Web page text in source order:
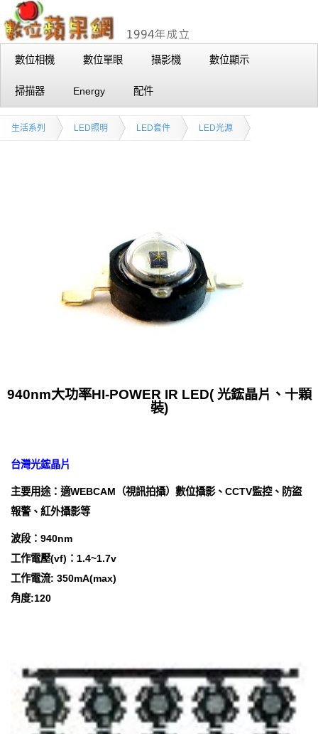
數位相機 數位單眼 攝影機 數位顯示
掃描器 Energy 配件
生活系列 LED照明 LED套件 LED光源
940nm大功率HI-POWER IR LED( 光鋐晶片、十顆
裝)
台灣光鋐晶片
主要用途：適WEBCAM（視訊拍攝）數位攝影、CCTV監控、防盜
報警、紅外攝影等
波段：940nm
工作電壓(vf)：1.4~1.7v
工作電流: 350mA(max)
角度:120